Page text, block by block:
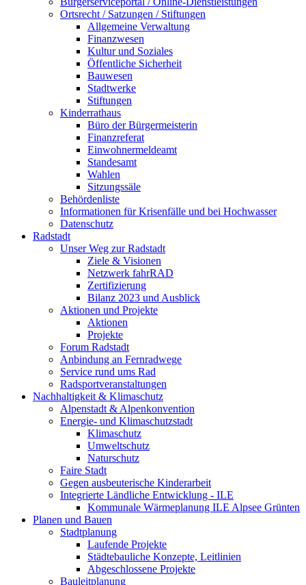
Ortsrecht / Satzungen / Stiftungen
Allgemeine Verwaltung
Finanzwesen
Kultur und Soziales
Öffentliche Sicherheit
Bauwesen
Stadtwerke
Stiftungen
Kinderrathaus
Büro der Bürgermeisterin
Finanzreferat
Einwohnermeldeamt
Standesamt
Wahlen
Sitzungssäle
Behördenliste
Informationen für Krisenfälle und bei Hochwasser
Datenschutz
Radstadt
Unser Weg zur Radstadt
Ziele & Visionen
Netzwerk fahrRAD
Zertifizierung
Bilanz 2023 und Ausblick
Aktionen und Projekte
Aktionen
Projekte
Forum Radstadt
Anbindung an Fernradwege
Service rund ums Rad
Radsportveranstaltungen
Nachhaltigkeit & Klimaschutz
Alpenstadt & Alpenkonvention
Energie- und Klimaschutzstadt
Klimaschutz
Umweltschutz
Naturschutz
Faire Stadt
Gegen ausbeuterische Kinderarbeit
Integrierte Ländliche Entwicklung - ILE
Kommunale Wärmeplanung ILE Alpsee Grünten
Planen und Bauen
Stadtplanung
Laufende Projekte
Städtebauliche Konzepte, Leitlinien
Abgeschlossene Projekte
Bauleitplanung